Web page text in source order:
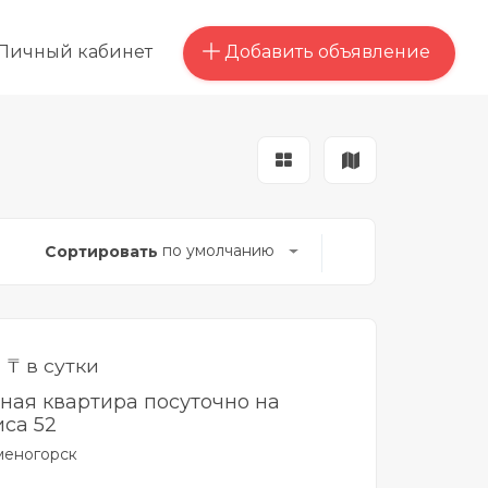
кабинет Добавить объявление
Сортировать по умолчанию
₸ в сутки
квартира посуточно на
52